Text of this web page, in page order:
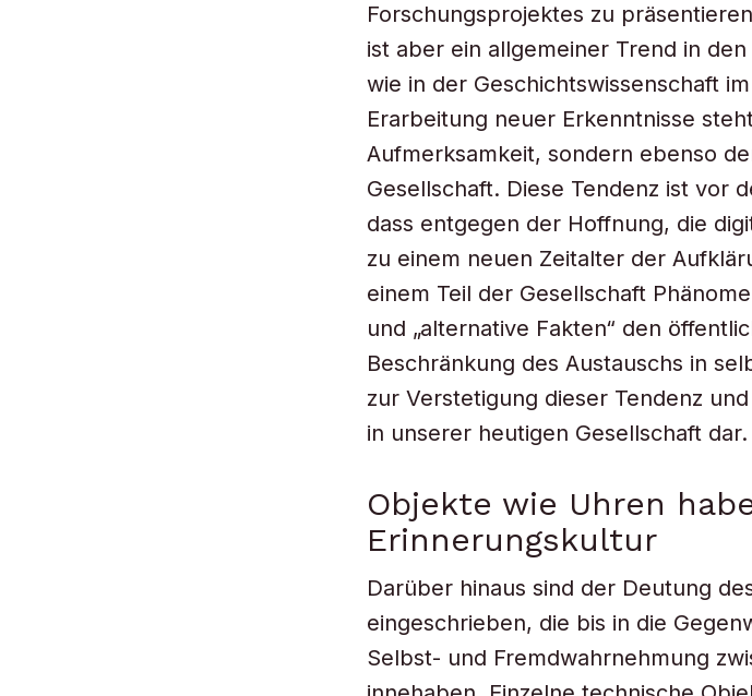
Forschungsprojektes zu
ist aber ein allgemeiner Trend in
wie in der Geschichtswissenschaft
Erarbeitung neuer Erkenntnisse
Aufmerksamkeit, sondern ebenso
Gesellschaft. Diese Tendenz ist vor
dass entgegen der Hoffnung, die
zu einem neuen Zeitalter der
einem Teil der Gesellschaft
und „alternative Fakten“ den
Beschränkung des Austauschs in
zur Verstetigung dieser Tendenz
in unserer heutigen Gesellschaft dar.
Objekte wie Uhren
Erinnerungskultur
Darüber hinaus sind der Deutung
eingeschrieben, die bis in die
Selbst- und Fremdwahrnehmung